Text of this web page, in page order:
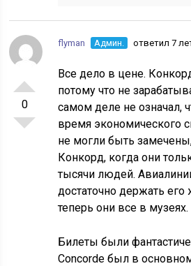
0
flyman Админ. ответил 7
Все дело в цене.
потому что не
самом деле не означал,
время экономического
не могли быть
Конкорд, когда они
тысячи людей.
достаточно держать
теперь они все в музеях.
Билеты были
Concorde был в